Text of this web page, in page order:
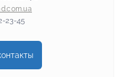
23-45